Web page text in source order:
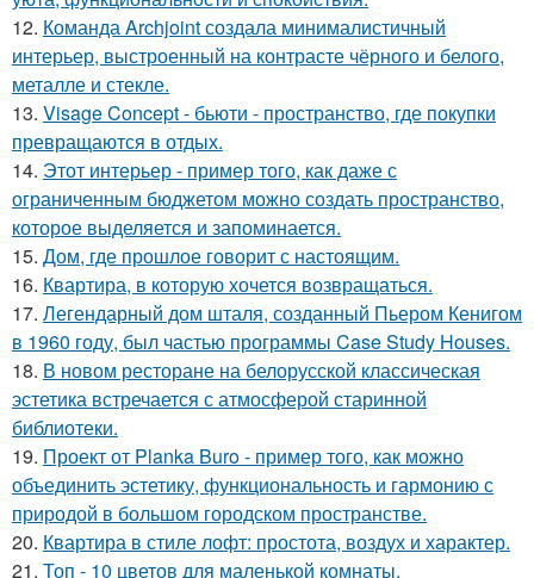
12. Команда Archjoint создала минималистичный
интерьер, выстроенный на контрасте чёрного и белого,
металле и стекле.
13. Visage Concept - бьюти - пространство, где покупки
превращаются в отдых.
14. Этот интерьер - пример того, как даже с
ограниченным бюджетом можно создать пространство,
которое выделяется и запоминается.
15. Дом, где прошлое говорит с настоящим.
16. Квартира, в которую хочется возвращаться.
17. Легендарный дом шталя, созданный Пьером Кенигом
в 1960 году, был частью программы Case Study Houses.
18. В новом ресторане на белорусской классическая
эстетика встречается с атмосферой старинной
библиотеки.
19. Проект от Planka Buro - пример того, как можно
объединить эстетику, функциональность и гармонию с
природой в большом городском пространстве.
20. Квартира в стиле лофт: простота, воздух и характер.
21. Топ - 10 цветов для маленькой комнаты.